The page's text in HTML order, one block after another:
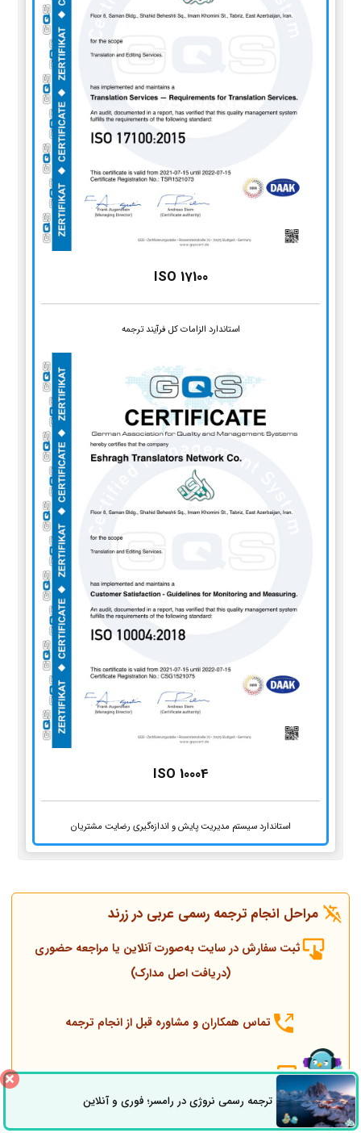
ISO 17100
استاندارد الزامات کل فرآیند ترجمه
ISO 10004
استاندارد سیستم مدیریت پایش و اندازه‌گیری رضایت مشتریان
مراحل انجام ترجمه رسمی عربی در زرند
ثبت سفارش در سایت به‌صورت آنلاین یا مراجعه حضوری
(دریافت اصل مدارک)
تماس همکاران و مشاوره قبل از انجام ترجمه
انجام ترجمه، مهر و پلمپ توسط مترجم رسمی
ارسال به دادگستری و وزارت امور خارجه
ترجمه رسمی نروژی در رامسر؛ فوری و آنلاینراه های ارتباطی